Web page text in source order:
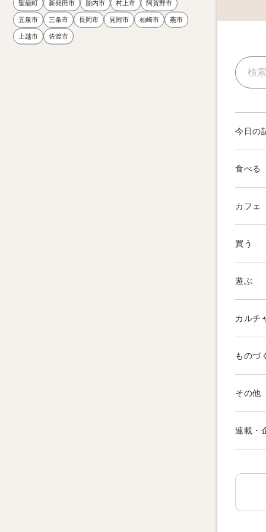
聖籠町 新発田市 胎内市 村上市 阿賀野市
五泉市 三条市 長岡市 見附市 柏崎市 燕市
上越市 佐渡市
今日の
食べる
カフェ
買う
遊ぶ
カルチ
ものづ
その他
連載・